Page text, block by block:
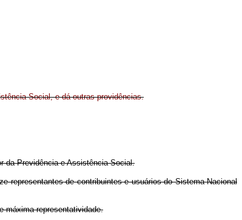
Social, e dá outras providências.
da Previdência e Assistência Social.
representantes de contribuintes e usuários do Sistema Nacional
máxima representatividade.